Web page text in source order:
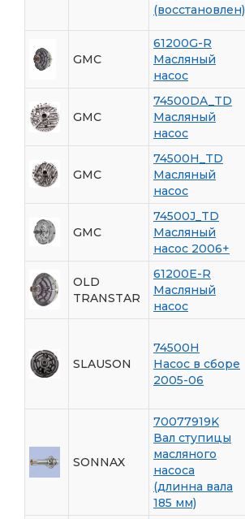
(восстановлен)
GMC
61200G-R
Масляный
насос
GMC
74500DA_TD
Масляный
насос
GMC
74500H_TD
Масляный
насос
GMC
74500J_TD
Масляный
насос 2006+
OLD
TRANSTAR
61200E-R
Масляный
насос
SLAUSON
74500H
Насос в сборе
2005-06
SONNAX
70077919K
Вал ступицы
масляного
насоса
(длинна вала
185 мм)